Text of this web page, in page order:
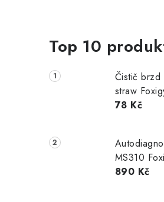
Top 10
Čistič
straw
78 Kč
MS310
890 Kč